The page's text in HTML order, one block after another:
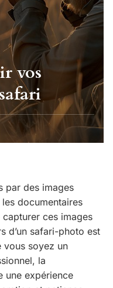
vos
par des images
documentaires
ces images
d’un safari-photo est
vous soyez un
la
une expérience